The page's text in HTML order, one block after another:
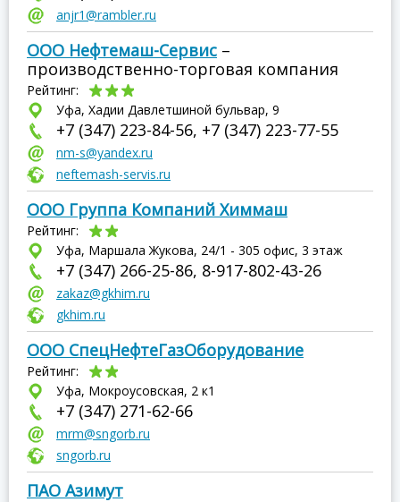
anjr1@rambler.ru
ООО Нефтемаш-Сервис –
производственно-торговая компания
Рейтинг:
Уфа, Хадии Давлетшиной бульвар, 9
+7 (347) 223-84-56, +7 (347) 223-77-55
nm-s@yandex.ru
neftemash-servis.ru
ООО Группа Компаний Химмаш
Рейтинг:
Уфа, Маршала Жукова, 24/1 - 305 офис, 3 этаж
+7 (347) 266-25-86, 8-917-802-43-26
zakaz@gkhim.ru
gkhim.ru
ООО СпецНефтеГазОборудование
Рейтинг:
Уфа, Мокроусовская, 2 к1
+7 (347) 271-62-66
mrm@sngorb.ru
sngorb.ru
ПАО Азимут